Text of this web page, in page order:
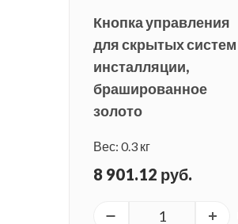
Кнопка управления
для скрытых систем
инсталляции,
брашированное
золото
Вес: 0.3 кг
8 901.12 руб.